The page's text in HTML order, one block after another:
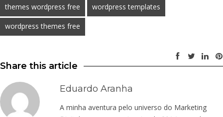
themes wordpress free wordpress templates
wordpress themes free
Share this article
Eduardo Aranha
A minha aventura pelo universo do Marketing